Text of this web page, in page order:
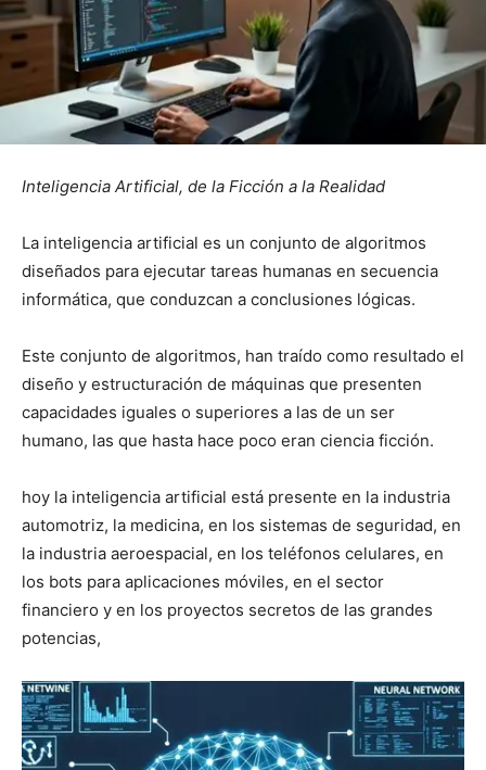
Inteligencia Artificial, de la Ficción a la Realidad
La inteligencia artificial es un conjunto de algoritmos
diseñados para ejecutar tareas humanas en secuencia
informática, que conduzcan a conclusiones lógicas.
Este conjunto de algoritmos, han traído como resultado el
diseño y estructuración de máquinas que presenten
capacidades iguales o superiores a las de un ser
humano, las que hasta hace poco eran ciencia ficción.
hoy la inteligencia artificial está presente en la industria
automotriz, la medicina, en los sistemas de seguridad, en
la industria aeroespacial, en los teléfonos celulares, en
los bots para aplicaciones móviles, en el sector
financiero y en los proyectos secretos de las grandes
potencias,